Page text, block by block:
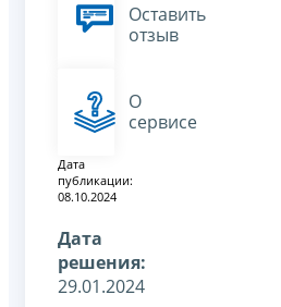
Оставить
отзыв
О
сервисе
Дата
публикации:
08.10.2024
Дата
решения:
29.01.2024